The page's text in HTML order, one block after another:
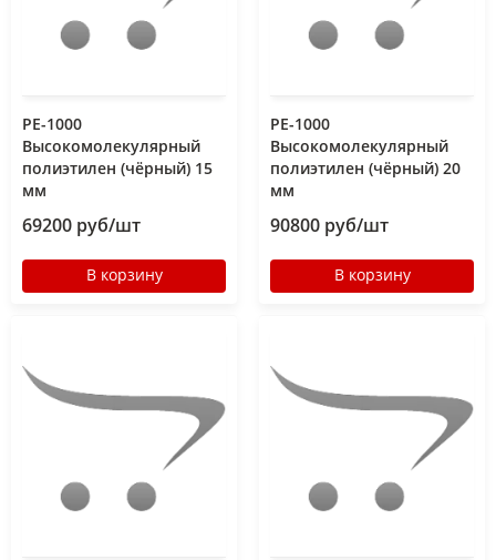
РЕ-1000
Высокомолекулярный
полиэтилен (чёрный) 15
мм
69200 руб/шт
В корзину
РЕ-1000
Высокомолекулярный
полиэтилен (чёрный) 20
мм
90800 руб/шт
В корзину